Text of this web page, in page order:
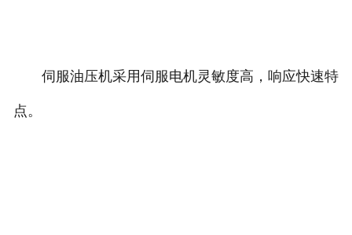
伺服油压机采用伺服电机灵敏度高，响应快速特
点。